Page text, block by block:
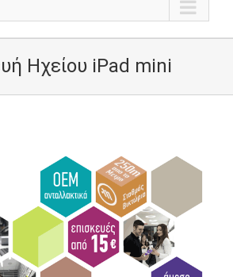
Ηχείου iPad mini